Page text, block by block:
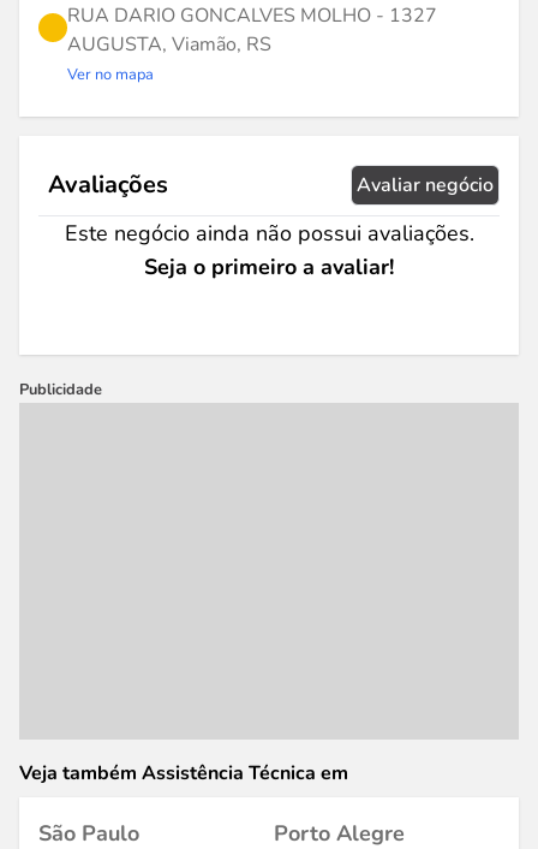
RUA DARIO GONCALVES MOLHO - 1327
AUGUSTA, Viamão, RS
Ver no mapa
Avaliações Avaliar negócio
Este negócio ainda não possui avaliações.
Seja o primeiro a avaliar!
Publicidade
Veja também Assistência Técnica em
São Paulo
Porto Alegre